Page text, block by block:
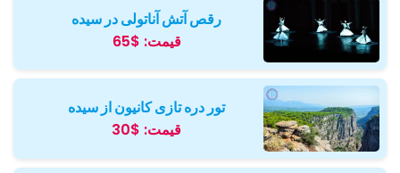
رقص آتش آناتولی در سیده
قیمت: $65
تور دره تازی کانیون از سیده
قیمت: $30